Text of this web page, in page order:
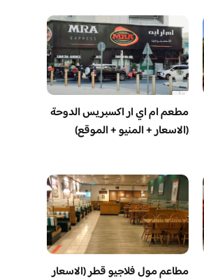
مطعم ام اي ار اكسبريس الدوحة
(الاسعار + المنيو + الموقع)
مطاعم مول فلاجيو قطر (الاسعار